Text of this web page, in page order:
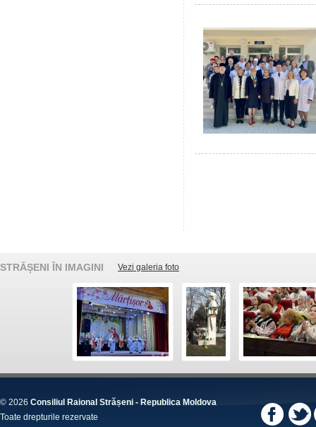
STRĂȘENI ÎN IMAGINI Vezi galeria foto
© 2026 Consiliul Raional Strășeni - Republica Moldova
Toate drepturile rezervate